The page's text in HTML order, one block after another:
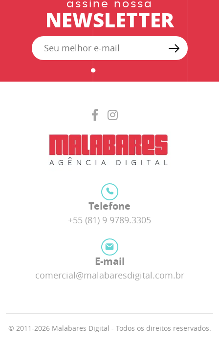
assine nossa
NEWSLETTER
Telefone
+55 (81) 9 9789.3305
E-mail
comercial@malabaresdigital.com.br
© 2011-2026 Malabares Digital - Todos os direitos reservados.